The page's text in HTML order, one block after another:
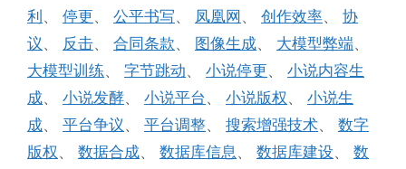
利 、 停更、 公平书写、 凤凰网 、 创作效率、 协
议 、 反击、 合同条款、 图像生成、 大模型弊端、
大模型训练、 字节跳动、 小说停更、 小说内容生
成、 小说发酵、 小说平台 、 小说版权 、 小说生
成、 平台争议 、 平台调整、 搜索增强技术、 数字
版权 、 数据合成、 数据库信息、 数据库建设、 数